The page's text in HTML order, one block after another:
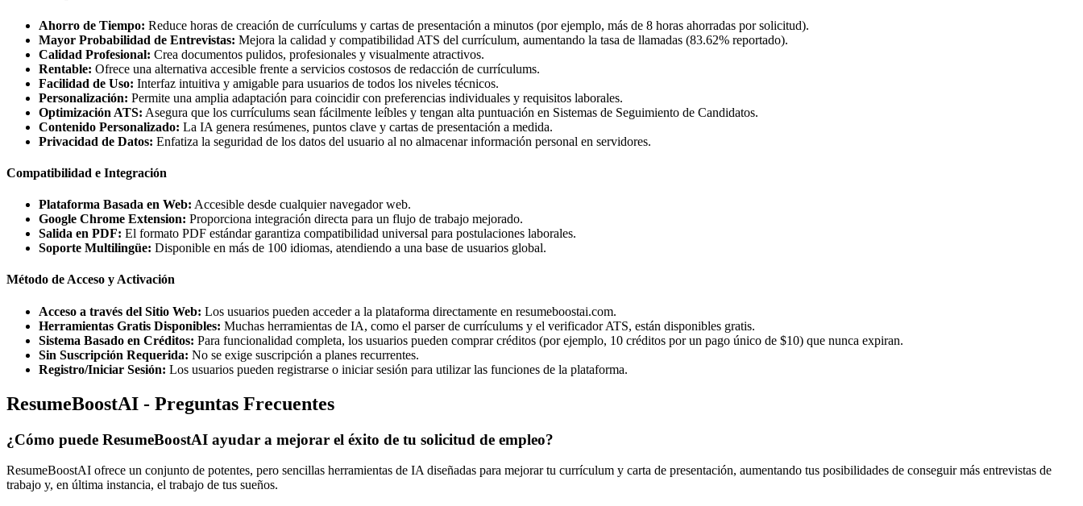
Ahorro de Tiempo: Reduce horas de creación de currículums y cartas de presentación a minutos (por ejemplo, más de 8 horas ahorradas por solicitud).
Mayor Probabilidad de Entrevistas: Mejora la calidad y compatibilidad ATS del currículum, aumentando la tasa de llamadas (83.62% reportado).
Calidad Profesional: Crea documentos pulidos, profesionales y visualmente atractivos.
Rentable: Ofrece una alternativa accesible frente a servicios costosos de redacción de currículums.
Facilidad de Uso: Interfaz intuitiva y amigable para usuarios de todos los niveles técnicos.
Personalización: Permite una amplia adaptación para coincidir con preferencias individuales y requisitos laborales.
Optimización ATS: Asegura que los currículums sean fácilmente leíbles y tengan alta puntuación en Sistemas de Seguimiento de Candidatos.
Contenido Personalizado: La IA genera resúmenes, puntos clave y cartas de presentación a medida.
Privacidad de Datos: Enfatiza la seguridad de los datos del usuario al no almacenar información personal en servidores.
Compatibilidad e Integración
Plataforma Basada en Web: Accesible desde cualquier navegador web.
Google Chrome Extension: Proporciona integración directa para un flujo de trabajo mejorado.
Salida en PDF: El formato PDF estándar garantiza compatibilidad universal para postulaciones laborales.
Soporte Multilingüe: Disponible en más de 100 idiomas, atendiendo a una base de usuarios global.
Método de Acceso y Activación
Acceso a través del Sitio Web: Los usuarios pueden acceder a la plataforma directamente en resumeboostai.com.
Herramientas Gratis Disponibles: Muchas herramientas de IA, como el parser de currículums y el verificador ATS, están disponibles gratis.
Sistema Basado en Créditos: Para funcionalidad completa, los usuarios pueden comprar créditos (por ejemplo, 10 créditos por un pago único de $10) que nunca expiran.
Sin Suscripción Requerida: No se exige suscripción a planes recurrentes.
Registro/Iniciar Sesión: Los usuarios pueden registrarse o iniciar sesión para utilizar las funciones de la plataforma.
ResumeBoostAI - Preguntas Frecuentes
¿Cómo puede ResumeBoostAI ayudar a mejorar el éxito de tu solicitud de empleo?
ResumeBoostAI ofrece un conjunto de potentes, pero sencillas herramientas de IA diseñadas para mejorar tu currículum y carta de presentación, aumentando tus posibilidades de conseguir más entrevistas de
trabajo y, en última instancia, el trabajo de tus sueños.